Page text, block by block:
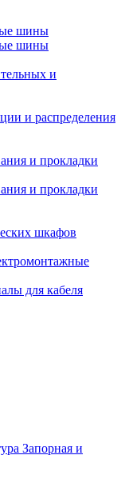
шины
шины
и
и распределения
и прокладки
и прокладки
шкафов
для кабеля
Запорная и